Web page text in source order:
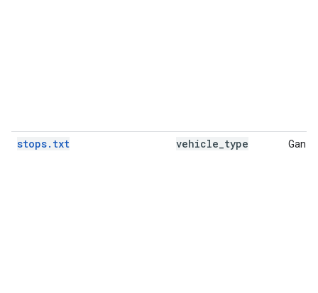
stops.txt vehicle type